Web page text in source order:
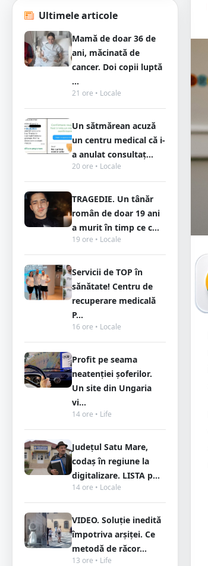
Ultimele articole
Mamă de doar 36 de
ani, măcinată de
cancer. Doi copii luptă
...
21 ore • Locale
Un sătmărean acuză
un centru medical că i-
a anulat consultaț...
20 ore • Locale
TRAGEDIE. Un tânăr
român de doar 19 ani
a murit în timp ce c...
19 ore • Locale
Servicii de TOP în
sănătate! Centru de
recuperare medicală
P...
16 ore • Locale
Profit pe seama
neatenției șoferilor.
Un site din Ungaria
vi...
14 ore • Life
Județul Satu Mare,
codaș în regiune la
digitalizare. LISTA p...
14 ore • Locale
VIDEO. Soluție inedită
împotriva arșiței. Ce
metodă de răcor...
13 ore • Life